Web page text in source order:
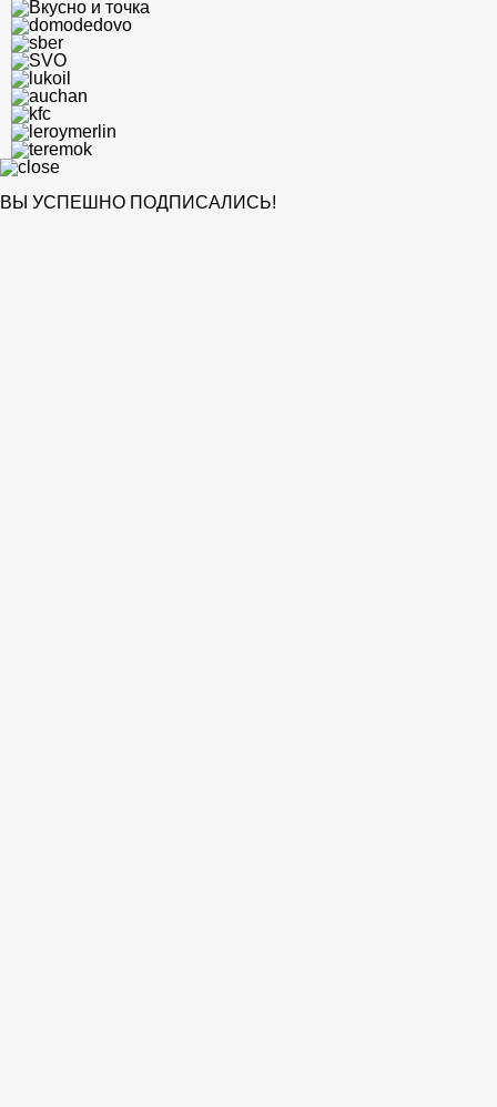
ВЫ УСПЕШНО ПОДПИСАЛИСЬ!